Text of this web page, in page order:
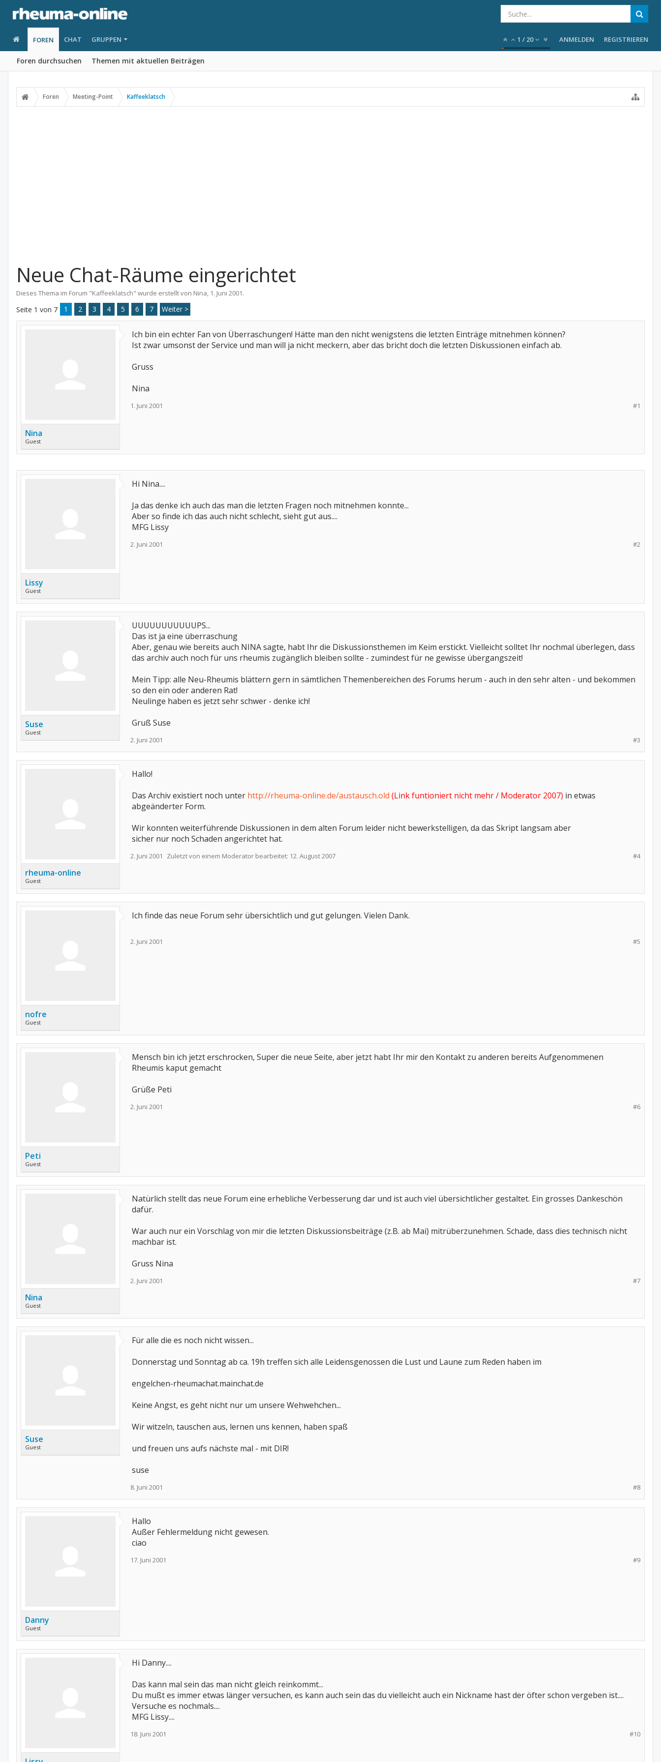
FOREN
Foren durchsuchen Themen mit aktuellen Beiträgen
CHAT GRUPPEN 1 / 20 ANMELDEN REGISTRIEREN
Foren Meeting-Point Kaffeeklatsch
Neue Chat-Räume eingerichtet
Dieses Thema im Forum "Kaffeeklatsch" wurde erstellt von Nina, 1. Juni 2001.
Seite 1 von 7 1 2 3 4 5 6 7 Weiter >
Nina
Guest
Ich bin ein echter Fan von Überraschungen! Hätte man den nicht wenigstens die letzten Einträge mitnehmen können?
Ist zwar umsonst der Service und man will ja nicht meckern, aber das bricht doch die letzten Diskussionen einfach ab.
Gruss
Nina
#1
1. Juni 2001
Lissy
Guest
Hi Nina....
Ja das denke ich auch das man die letzten Fragen noch mitnehmen konnte...
Aber so finde ich das auch nicht schlecht, sieht gut aus....
MFG Lissy
#2
2. Juni 2001
Suse
Guest
UUUUUUUUUUUPS...
Das ist ja eine überraschung
Aber, genau wie bereits auch NINA sagte, habt Ihr die Diskussionsthemen im Keim erstickt. Vielleicht solltet Ihr nochmal überlegen, dass
das archiv auch noch für uns rheumis zugänglich bleiben sollte - zumindest für ne gewisse übergangszeit!
Mein Tipp: alle Neu-Rheumis blättern gern in sämtlichen Themenbereichen des Forums herum - auch in den sehr alten - und bekommen
so den ein oder anderen Rat!
Neulinge haben es jetzt sehr schwer - denke ich!
Gruß Suse
#3
2. Juni 2001
rheuma-online
Guest
Hallo!
Das Archiv existiert noch unter http://rheuma-online.de/austausch.old (Link funtioniert nicht mehr / Moderator 2007) in etwas
abgeänderter Form.
Wir konnten weiterführende Diskussionen in dem alten Forum leider nicht bewerkstelligen, da das Skript langsam aber
sicher nur noch Schaden angerichtet hat.
#4
2. Juni 2001 Zuletzt von einem Moderator bearbeitet: 12. August 2007
nofre
Guest
Ich finde das neue Forum sehr übersichtlich und gut gelungen. Vielen Dank.
#5
2. Juni 2001
Peti
Guest
Mensch bin ich jetzt erschrocken, Super die neue Seite, aber jetzt habt Ihr mir den Kontakt zu anderen bereits Aufgenommenen
Rheumis kaput gemacht
Grüße Peti
#6
2. Juni 2001
Nina
Guest
Natürlich stellt das neue Forum eine erhebliche Verbesserung dar und ist auch viel übersichtlicher gestaltet. Ein grosses Dankeschön
dafür.
War auch nur ein Vorschlag von mir die letzten Diskussionsbeiträge (z.B. ab Mai) mitrüberzunehmen. Schade, dass dies technisch nicht
machbar ist.
Gruss Nina
#7
2. Juni 2001
Suse
Guest
Für alle die es noch nicht wissen...
Donnerstag und Sonntag ab ca. 19h treffen sich alle Leidensgenossen die Lust und Laune zum Reden haben im
engelchen-rheumachat.mainchat.de
Keine Angst, es geht nicht nur um unsere Wehwehchen...
Wir witzeln, tauschen aus, lernen uns kennen, haben spaß
und freuen uns aufs nächste mal - mit DIR!
suse
#8
8. Juni 2001
Danny
Guest
Hallo
Außer Fehlermeldung nicht gewesen.
ciao
#9
17. Juni 2001
Hi Danny....
Das kann mal sein das man nicht gleich reinkommt...
Du mußt es immer etwas länger versuchen, es kann auch sein das du vielleicht auch ein Nickname hast der öfter schon vergeben ist....
Versuche es nochmals....
MFG Lissy....
#10
18. Juni 2001